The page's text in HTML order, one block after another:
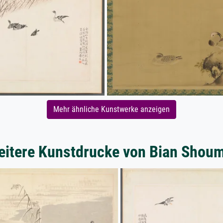
Mehr ähnliche Kunstwerke anzeigen
Kunstdrucke von Bian